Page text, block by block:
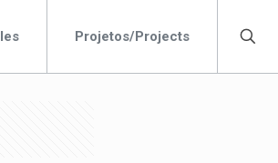
Projetos/Projects